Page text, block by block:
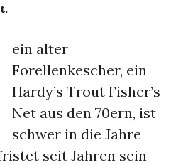
ein alter
Forellenkescher, ein
Hardy’s Trout Fisher’s
Net aus den 70ern, ist
schwer in die Jahre
seit Jahren sein